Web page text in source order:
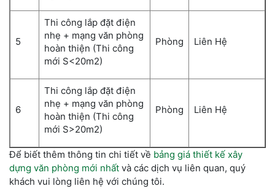
5
Thi công lắp đặt điện
nhẹ + mạng văn phòng
hoàn thiện (Thi công
mới S<20m2)
Phòng Liên Hệ
6
Thi công lắp đặt điện
nhẹ + mạng văn phòng
hoàn thiện (Thi công
mới S>20m2)
Phòng Liên Hệ
Để biết thêm thông tin chi tiết về bảng giá thiết kế xây
dựng văn phòng mới nhất và các dịch vụ liên quan, quý
khách vui lòng liên hệ với chúng tôi.